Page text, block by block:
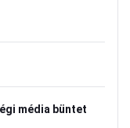
média büntet